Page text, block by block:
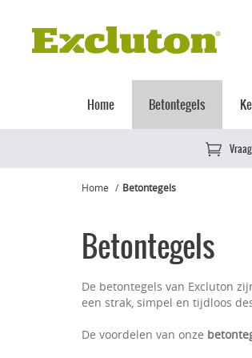
Home Betontegels
Home Betontegels
Betontegels
De betontegels van Excluton
een strak, simpel en tijdloos
De voordelen van onze